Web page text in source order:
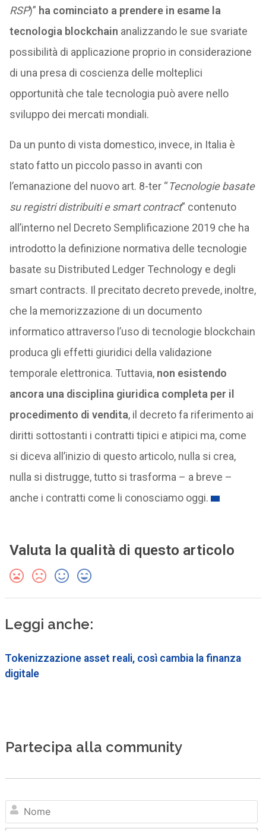
RSP)” ha cominciato a prendere in esame la
tecnologia blockchain analizzando le sue svariate
possibilità di applicazione proprio in considerazione
di una presa di coscienza delle molteplici
opportunità che tale tecnologia può avere nello
sviluppo dei mercati mondiali.
Da un punto di vista domestico, invece, in Italia è
stato fatto un piccolo passo in avanti con
l’emanazione del nuovo art. 8-ter “Tecnologie basate
su registri distribuiti e smart contract” contenuto
all’interno nel Decreto Semplificazione 2019 che ha
introdotto la definizione normativa delle tecnologie
basate su Distributed Ledger Technology e degli
smart contracts. Il precitato decreto prevede, inoltre,
che la memorizzazione di un documento
informatico attraverso l’uso di tecnologie blockchain
produca gli effetti giuridici della validazione
temporale elettronica. Tuttavia, non esistendo
ancora una disciplina giuridica completa per il
procedimento di vendita, il decreto fa riferimento ai
diritti sottostanti i contratti tipici e atipici ma, come
si diceva all’inizio di questo articolo, nulla si crea,
nulla si distrugge, tutto si trasforma – a breve –
anche i contratti come li conosciamo oggi.
Valuta la qualità di questo articolo
Leggi anche:
Tokenizzazione asset reali, così cambia la finanza
digitale
Partecipa alla community